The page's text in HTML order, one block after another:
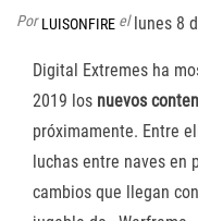
Por LUISONFIRE el lunes 8
Digital Extremes ha
2019 los nuevos
próximamente. Entre
luchas entre naves en
cambios que llegan